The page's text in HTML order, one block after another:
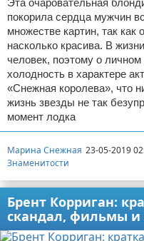
Эта очаровательная
покорила сердца мужчин
множестве картин, так как
насколько красива. В
человек, поэтому о
холодность в характере
«Снежная королева», что
жизнь звезды не так
момент лодка
Марина Снежная 23-05-2019
Знаменитости
Брент Корриган:
скандал, фильмы и